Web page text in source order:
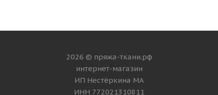
2026 © пряжа-ткани.рф
интернет-магазин
ИП Нестёркина МА
ИНН 772021310811